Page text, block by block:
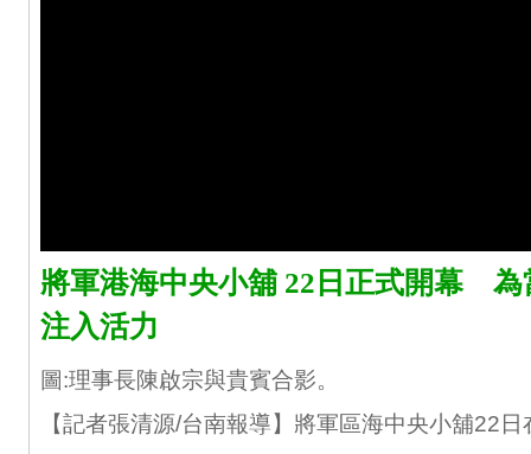
將軍港海中央小舖 22日正式開幕 為
注入活力
圖:理事長陳啟宗與貴賓合影。
【記者張清源/台南報導】將軍區海中央小舖22